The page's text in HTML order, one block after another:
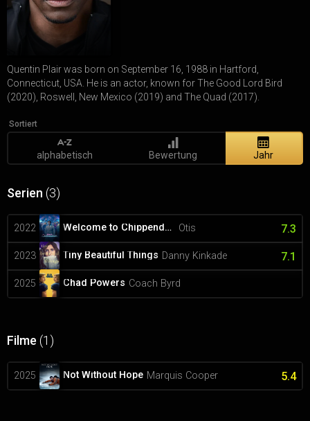
Einstellungen
NE
Alles klar
Quentin Plair was born on September 16, 1988 in Hartford,
Connecticut, USA. He is an actor, known for The Good Lord Bird
(2020), Roswell, New Mexico (2019) and The Quad (2017).
Sortiert
alphabetisch Bewertung Jahr
Serien (3)
2022 Welcome to Chippendales Otis 7.3
2023 Tiny Beautiful Things Danny Kinkade 7.1
2025 Chad Powers Coach Byrd
Filme (1)
2025 Not Without Hope Marquis Cooper 5.4